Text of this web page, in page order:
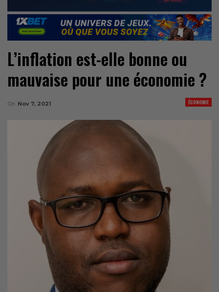
L’inflation est-elle bonne ou
mauvaise pour une économie ?
ÉCONOMIE
On Nov 7, 2021